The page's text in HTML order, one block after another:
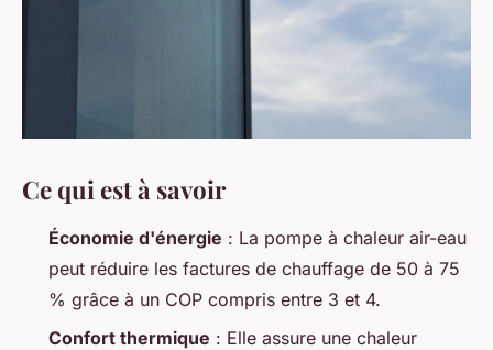
Ce qui est à savoir
Économie d'énergie : La pompe à chaleur air-eau
peut réduire les factures de chauffage de 50 à 75
% grâce à un COP compris entre 3 et 4.
Confort thermique : Elle assure une chaleur